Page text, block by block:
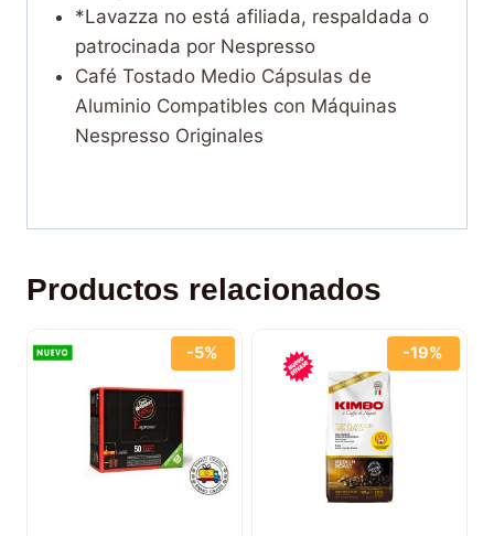
*Lavazza no está afiliada, respaldada o
patrocinada por Nespresso
Café Tostado Medio Cápsulas de
Aluminio Compatibles con Máquinas
Nespresso Originales
Productos relacionados
-5% -19%